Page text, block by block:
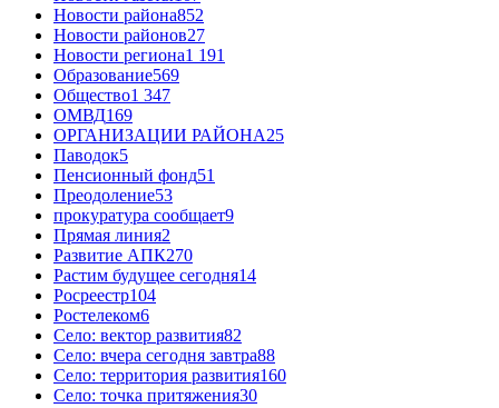
Новости района852
Новости районов27
Новости региона1 191
Образование569
Общество1 347
ОМВД169
ОРГАНИЗАЦИИ РАЙОНА25
Паводок5
Пенсионный фонд51
Преодоление53
прокуратура сообщает9
Прямая линия2
Развитие АПК270
Растим будущее сегодня14
Росреестр104
Ростелеком6
Село: вектор развития82
Село: вчера сегодня завтра88
Село: территория развития160
Село: точка притяжения30